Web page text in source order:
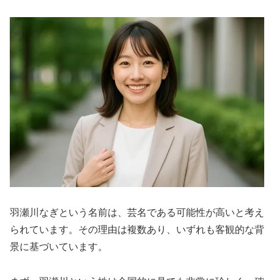
羽瀬川なぎという名前は、芸名である可能性が高いと考え
られています。その理由は複数あり、いずれも客観的な背
景に基づいています。